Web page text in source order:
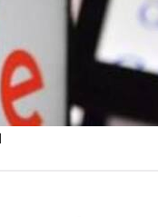
को इनेबल किया
अनुमान लगाकर एक